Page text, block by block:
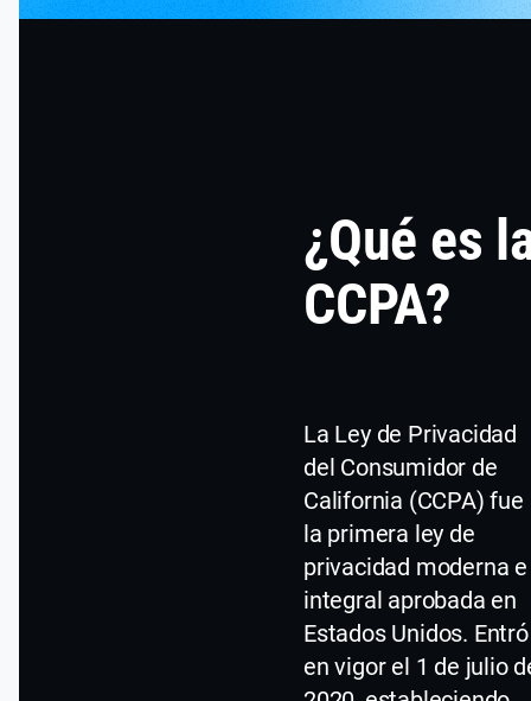
¿Qué es
CCPA?
La Ley de Privacidad
del Consumidor de
California (CCPA) fue
la primera ley de
privacidad moderna e
integral aprobada en
Estados Unidos. Entró
en vigor el 1 de julio